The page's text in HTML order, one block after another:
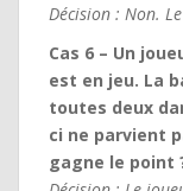
Décision : Non.
Cas 6 – Un
est en jeu. La
toutes deux
ci ne parvient
gagne le point